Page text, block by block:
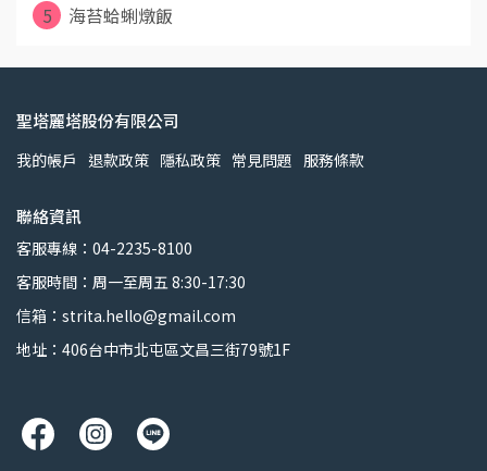
5
海苔蛤蜊燉飯
聖塔麗塔股份有限公司
我的帳戶 退款政策 隱私政策 常見問題 服務條款
聯絡資訊
客服專線：04-2235-8100
客服時間：周一至周五 8:30-17:30
信箱：strita.hello@gmail.com
地址：406台中市北屯區文昌三街79號1F